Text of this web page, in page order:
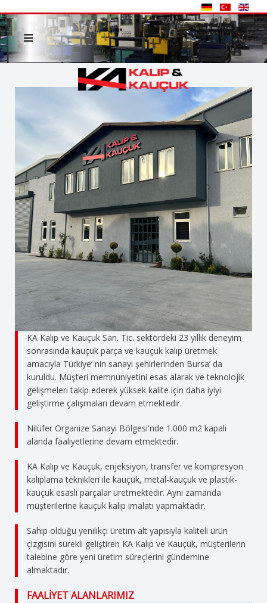
KA Kalıp ve Kauçuk San. Tic. sektördeki 23 yıllık deneyim
sonrasında kauçuk parça ve kauçuk kalıp üretmek
amacıyla Türkiye’ nin sanayi şehirlerinden Bursa’ da
kuruldu. Müşteri memnuniyetini esas alarak ve teknolojik
gelişmeleri takip ederek yüksek kalite için daha iyiyi
geliştirme çalışmaları devam etmektedir.
Nilüfer Organize Sanayi Bölgesi'nde 1.000 m2 kapalı
alanda faaliyetlerine devam etmektedir.
KA Kalıp ve Kauçuk, enjeksiyon, transfer ve kompresyon
kalıplama teknikleri ile kauçuk, metal-kauçuk ve plastik-
kauçuk esaslı parçalar üretmektedir. Aynı zamanda
müşterilerine kauçuk kalıp imalatı yapmaktadır.
Sahip olduğu yenilikçi üretim alt yapısıyla kaliteli ürün
çizgisini sürekli geliştiren KA Kalıp ve Kauçuk, müşterilerin
talebine göre yeni üretim süreçlerini gündemine
almaktadır.
FAALİYET ALANLARIMIZ